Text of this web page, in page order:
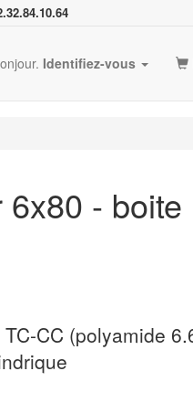
Identifiez-vous
- boite
CC (polyamide